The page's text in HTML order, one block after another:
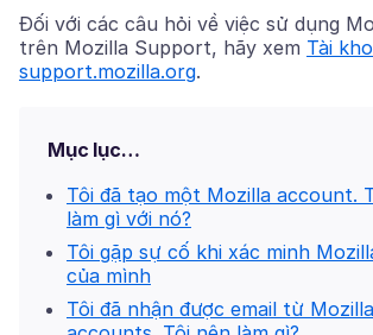
Đối với các câu hỏi về việc sử dụng
trên Mozilla Support, hãy xem Tài
support.mozilla.org.
Mục lục…
Tôi đã tạo một Mozilla account.
làm gì với nó?
Tôi gặp sự cố khi xác minh
của mình
Tôi đã nhận được email từ Mozilla